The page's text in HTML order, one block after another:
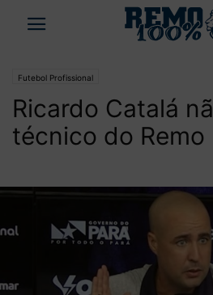
Futebol Profissional
Ricardo Catalá
técnico do Remo